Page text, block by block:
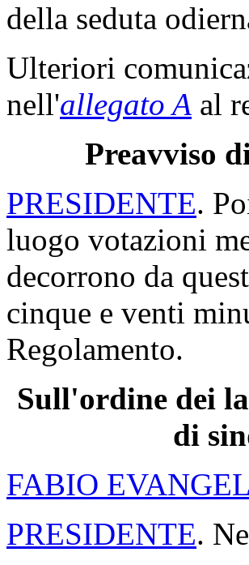
della seduta
Ulteriori
nell'allegato A al
Preavviso
PRESIDENTE.
luogo votazioni
decorrono da
cinque e venti
Regolamento.
Sull'ordine dei
di
FABIO
PRESIDENTE.